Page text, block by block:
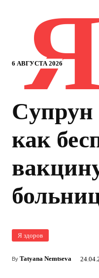
6 АВГУСТА 2026
Cупрун
как
Я здоров
By Tatyana Nemtseva